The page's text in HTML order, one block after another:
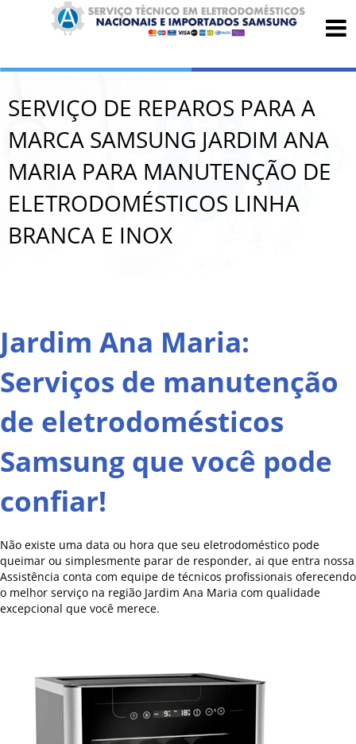
SERVIÇO DE REPAROS PARA A
MARCA SAMSUNG JARDIM ANA
MARIA PARA MANUTENÇÃO DE
ELETRODOMÉSTICOS LINHA
BRANCA E INOX
Jardim Ana Maria:
Serviços de manutenção
de eletrodomésticos
Samsung que você pode
confiar!
Não existe uma data ou hora que seu eletrodoméstico pode
queimar ou simplesmente parar de responder, ai que entra nossa
Assistência conta com equipe de técnicos profissionais oferecendo
o melhor serviço na região Jardim Ana Maria com qualidade
excepcional que você merece.